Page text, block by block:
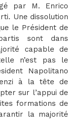
par M. Enrico
Une dissolution
le Président de
sont dans
capable de
n’est pas le
Napolitano
à la tête de
sur l’appui de
formations de
la majorité